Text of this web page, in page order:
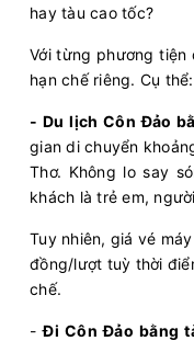
hay tàu cao tốc?
Với từng phương tiện
hạn chế riêng.
- Du lịch Côn Đảo
gian di chuyển
Thơ. Không lo say
khách là trẻ em,
Tuy nhiên, giá vé
đồng/lượt tuỳ thời
chế.
-Đi Côn Đảo bằng